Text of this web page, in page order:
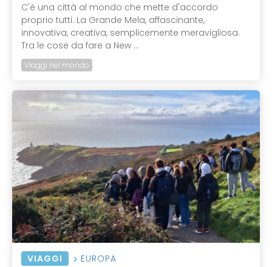
C'è una città al mondo che mette d'accordo
proprio tutti. La Grande Mela, affascinante,
innovativa, creativa, semplicemente meravigliosa.
Tra le cose da fare a New ...
Viaggi nel mondo
VIAGGI EUROPA